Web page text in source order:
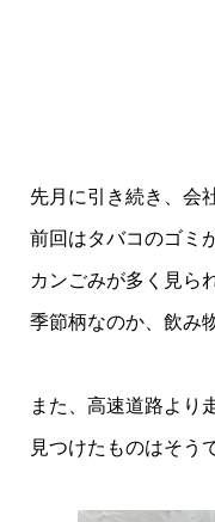
先月に引き続き、会
前回はタバコのゴミ
カンごみが多く見ら
季節柄なのか、飲み
また、高速道路より
見つけたものはそう